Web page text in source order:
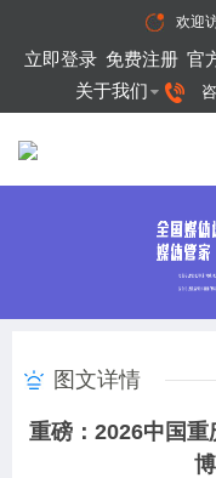
欢迎
立即登录 免费注册 官
关于我们
图文详情
重磅：2026中国